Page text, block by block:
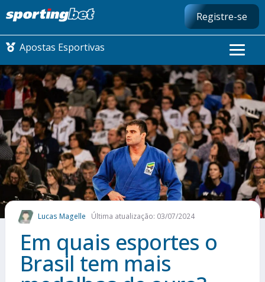
Registre-se
Apostas Esportivas
CONMEBOL LIBERTADORES
FUTEBOL NACIONAL
FUTEBOL INTERNACIONAL
COMO APOSTAR
MAIS ESPORTES
Lucas Magelle Última atualização: 03/07/2024
Em quais esportes o
Brasil tem mais